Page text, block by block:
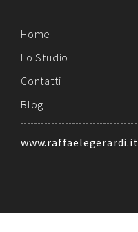
Home
Lo Studio
Contatti
Blog
www.raffaelegerardi.it